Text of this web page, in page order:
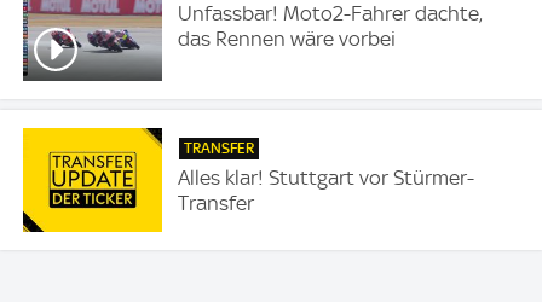
Unfassbar! Moto2-Fahrer dachte,
das Rennen wäre vorbei
TRANSFER
Alles klar! Stuttgart vor Stürmer-
Transfer